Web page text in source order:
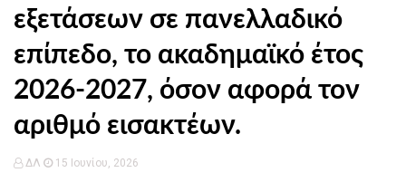
εξετάσεων σε πανελλαδικό
επίπεδο, το ακαδημαϊκό έτος
2026-2027, όσον αφορά τον
αριθμό εισακτέων.
ΔΛ 15 Ιουνίου, 2026